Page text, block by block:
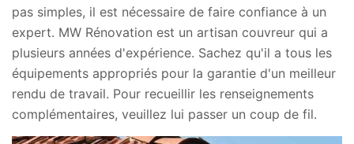
pas simples, il est nécessaire de faire confiance à un
expert. MW Rénovation est un artisan couvreur qui a
plusieurs années d'expérience. Sachez qu'il a tous les
équipements appropriés pour la garantie d'un meilleur
rendu de travail. Pour recueillir les renseignements
complémentaires, veuillez lui passer un coup de fil.